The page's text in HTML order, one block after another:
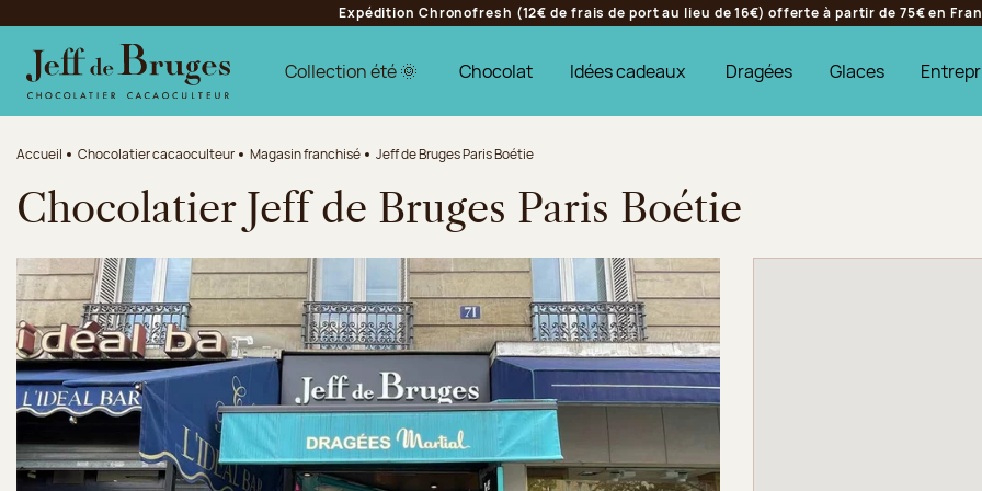
Aller au contenu principal
Aller au pied de page
Expédition Chronofresh (12€ de frais de port au lieu de 16€) offerte à partir de 75€ en
Collection été 🌞 Chocolat Idées cadeaux Dragées Glaces
Accueil Chocolatier cacaoculteur Magasin franchisé Jeff de Bruges Paris Boétie
Chocolatier Jeff de Bruges Paris Boétie